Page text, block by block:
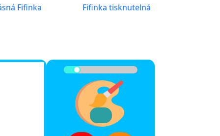
Fifinka Fifinka tisknutelná